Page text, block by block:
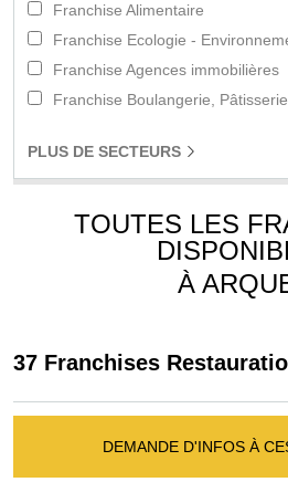
Franchise Alimentaire
Franchise Ecologie -
Franchise Agences immobilières
Franchise Boulangerie, Pâtisserie
PLUS DE SECTEURS
TOUTES LES
À
37 Franchises
DEMANDE D'INFOS À